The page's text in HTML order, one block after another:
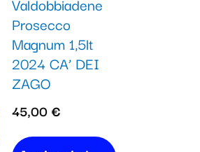
39,90 €.
Prosecco
Magnum 1,5lt
2024 CA’ DEI
ZAGO
45,00€